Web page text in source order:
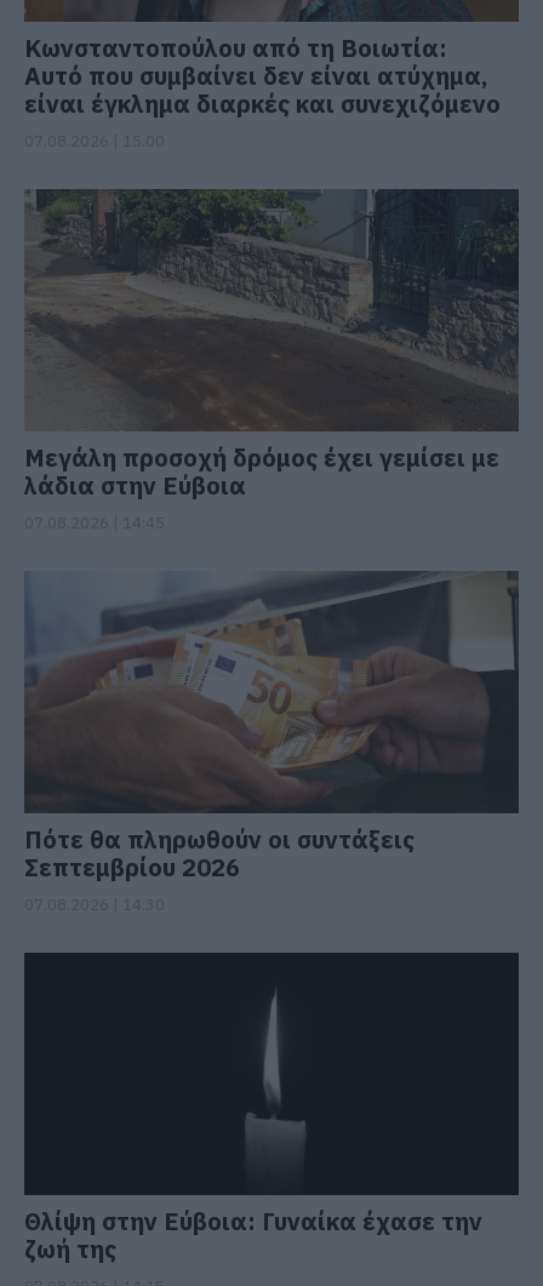
Κωνσταντοπούλου από τη Βοιωτία:
Αυτό που συμβαίνει δεν είναι ατύχημα,
είναι έγκλημα διαρκές και συνεχιζόμενο
Μεγάλη προσοχή δρόμος έχει γεμίσει με
λάδια στην Εύβοια
Πότε θα πληρωθούν οι συντάξεις
Σεπτεμβρίου 2026
Θλίψη στην Εύβοια: Γυναίκα έχασε την
ζωή της